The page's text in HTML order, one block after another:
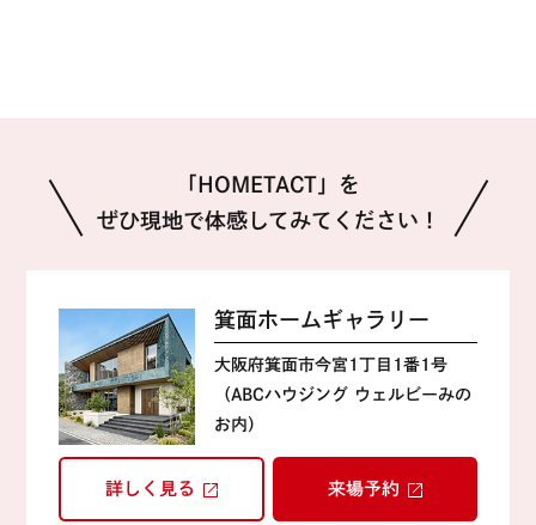
「HOMETACT」を
ぜひ現地で体感してみてください！
箕面ホームギャラリー
大阪府箕面市今宮1丁目1番1号
（ABCハウジング ウェルビーみの
お内）
詳しく見る 来場予約